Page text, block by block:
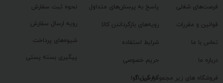
نحوه ثبت سفارش
رویه ارسال سفارش
شیوه‌های پرداخت
پیگیری بسته پستی
پاسخ به پرسش‌های متداول
رویه‌های بازگرداندن کالا
شرایط استفاده
حریم خصوصی
گزارش باگ
فرصت‌های شغلی
قوانین و مقررات
تماس با ما
درباره ما
فروشگاه های زیر مجموعه گیل آوا